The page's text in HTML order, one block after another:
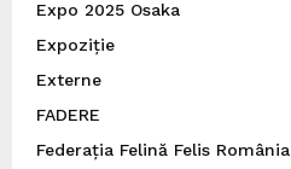
Expo 2025 Osaka
Expoziție
Externe
FADERE
Federația Felină Felis România